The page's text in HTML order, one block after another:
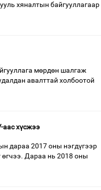
хяналтын байгууллагаар
мөрдөн шалгаж
авалттай холбоотой
аас хүсжээ
дараа 2017 оны нэгдүгээр
өгчээ. Дараа нь 2018 оны